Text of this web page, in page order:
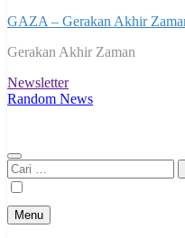
GAZA – Gerakan Akhir
Gerakan Akhir Zaman
Newsletter
Random News
Cari
untuk:
Menu